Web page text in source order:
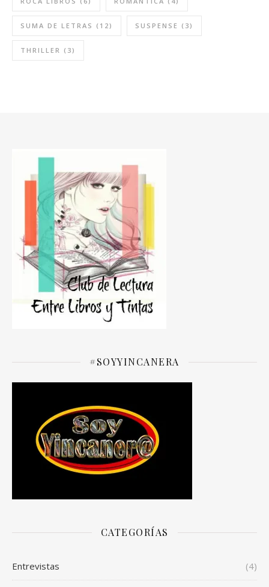
SUMA DE LETRAS (12) SUSPENSE (3)
THRILLER (3)
#SOYYINCANERA
CATEGORÍAS
Entrevistas (4)